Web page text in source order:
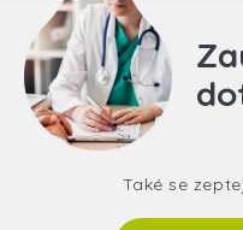
Také se